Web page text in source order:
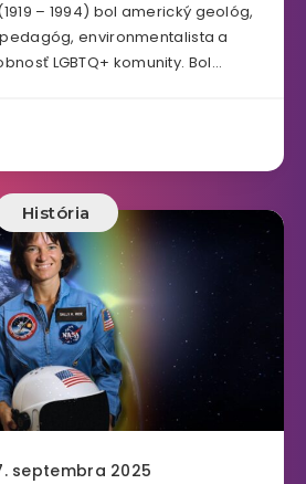
– 1994) bol americký geológ,
environmentalista a
LGBTQ+ komunity. Bol…
História
septembra 2025